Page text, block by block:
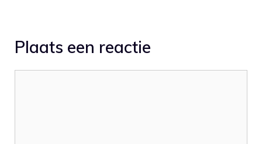
Plaats een reactie